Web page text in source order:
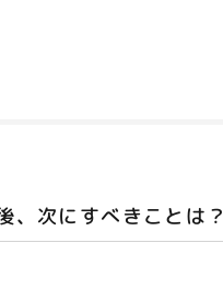
、次にすべきことは？